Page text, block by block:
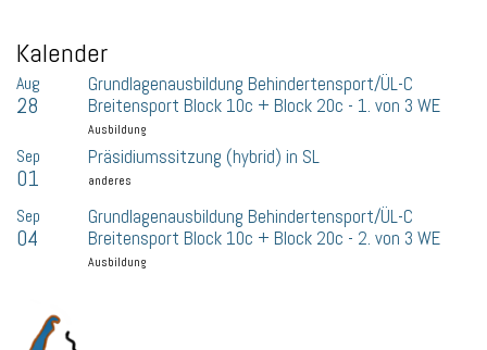
Kalender
Aug
28
Grundlagenausbildung Behindertensport/ÜL-C
Breitensport Block 10c + Block 20c - 1. von 3 WE
Ausbildung
Sep
01
Präsidiumssitzung (hybrid) in SL
anderes
Sep
04
Grundlagenausbildung Behindertensport/ÜL-C
Breitensport Block 10c + Block 20c - 2. von 3 WE
Ausbildung